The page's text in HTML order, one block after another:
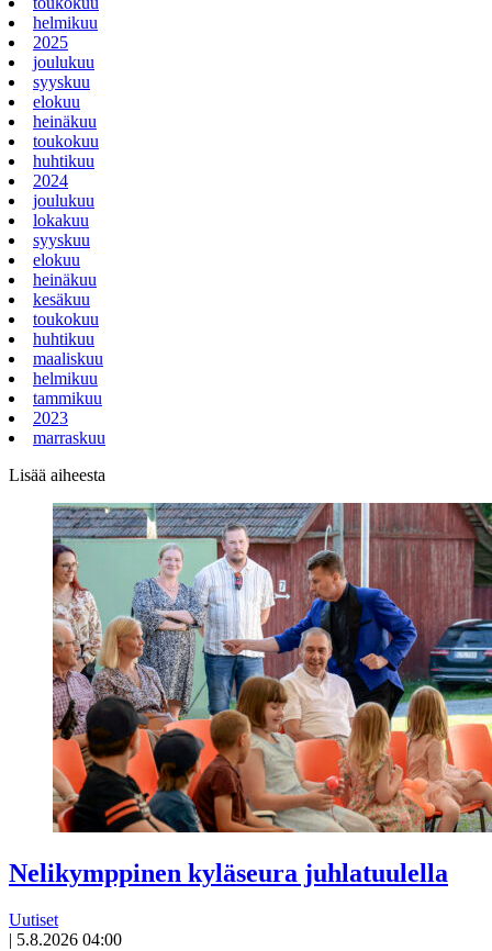
helmikuu
2025
joulukuu
syyskuu
elokuu
heinäkuu
toukokuu
huhtikuu
2024
joulukuu
lokakuu
syyskuu
elokuu
heinäkuu
kesäkuu
toukokuu
huhtikuu
maaliskuu
helmikuu
tammikuu
2023
marraskuu
Lisää aiheesta
Nelikymppinen kyläseura juhlatuulella
Uutiset
| 5.8.2026 04:00